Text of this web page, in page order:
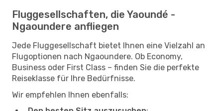
Fluggesellschaften, die Yaoundé -
Ngaoundere anfliegen
Jede Fluggesellschaft bietet Ihnen eine Vielzahl an
Flugoptionen nach Ngaoundere. Ob Economy,
Business oder First Class – finden Sie die perfekte
Reiseklasse für Ihre Bedürfnisse.
Wir empfehlen Ihnen ebenfalls: